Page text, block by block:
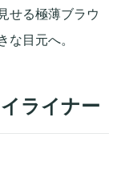
せる極薄ブラウ
な目元へ。
ライナー